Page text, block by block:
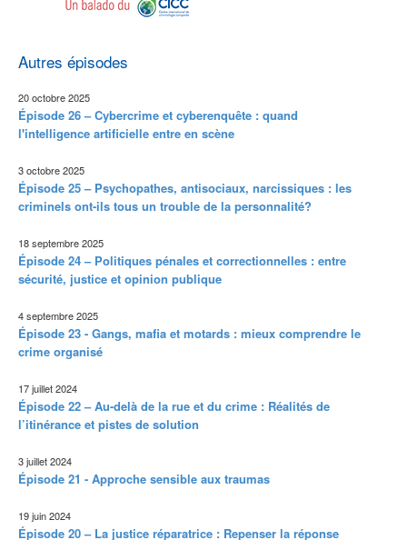
Autres épisodes
20 octobre 2025
Épisode 26 – Cybercrime et cyberenquête : quand
l'intelligence artificielle entre en scène
3 octobre 2025
Épisode 25 – Psychopathes, antisociaux, narcissiques : les
criminels ont-ils tous un trouble de la personnalité?
18 septembre 2025
Épisode 24 – Politiques pénales et correctionnelles : entre
sécurité, justice et opinion publique
4 septembre 2025
Épisode 23 - Gangs, mafia et motards : mieux comprendre le
crime organisé
17 juillet 2024
Épisode 22 – Au-delà de la rue et du crime : Réalités de
l’itinérance et pistes de solution
3 juillet 2024
Épisode 21 - Approche sensible aux traumas
19 juin 2024
Épisode 20 – La justice réparatrice : Repenser la réponse